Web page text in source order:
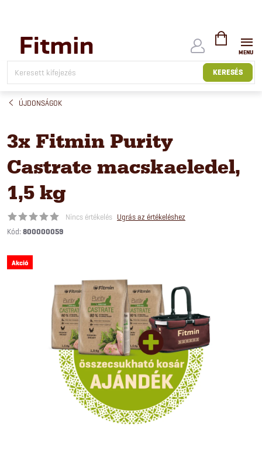
tartalomhoz
KERESÉS
KOSÁR
ÚJDONSÁGOK
3x Fitmin Purity
Castrate macskaeledel,
1,5 kg
Nincs értékelés Ugrás az értékeléshez
Kód: 800000059
Akció